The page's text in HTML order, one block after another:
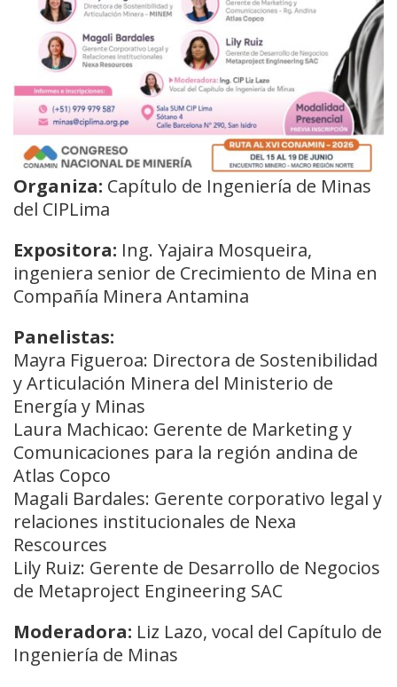
Organiza: Capítulo de Ingeniería de Minas
del CIPLima
Expositora: Ing. Yajaira Mosqueira,
ingeniera senior de Crecimiento de Mina en
Compañía Minera Antamina
Panelistas:
Mayra Figueroa: Directora de Sostenibilidad
y Articulación Minera del Ministerio de
Energía y Minas
Laura Machicao: Gerente de Marketing y
Comunicaciones para la región andina de
Atlas Copco
Magali Bardales: Gerente corporativo legal y
relaciones institucionales de Nexa
Rescources
Lily Ruiz: Gerente de Desarrollo de Negocios
de Metaproject Engineering SAC
Moderadora: Liz Lazo, vocal del Capítulo de
Ingeniería de Minas